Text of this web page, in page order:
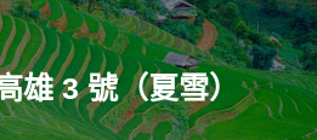
雄 3 號（夏雪）